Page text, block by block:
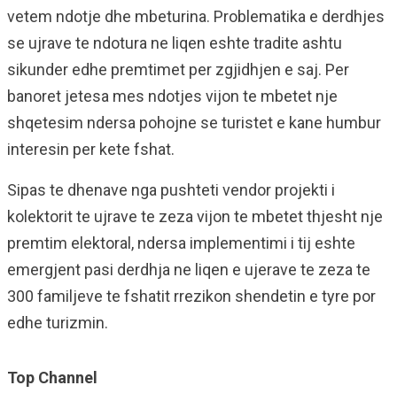
vetem ndotje dhe mbeturina. Problematika e derdhjes
se ujrave te ndotura ne liqen eshte tradite ashtu
sikunder edhe premtimet per zgjidhjen e saj. Per
banoret jetesa mes ndotjes vijon te mbetet nje
shqetesim ndersa pohojne se turistet e kane humbur
interesin per kete fshat.
Sipas te dhenave nga pushteti vendor projekti i
kolektorit te ujrave te zeza vijon te mbetet thjesht nje
premtim elektoral, ndersa implementimi i tij eshte
emergjent pasi derdhja ne liqen e ujerave te zeza te
300 familjeve te fshatit rrezikon shendetin e tyre por
edhe turizmin.
Top Channel